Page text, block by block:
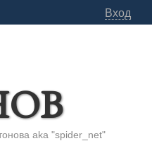
Вход
aka "spider_net"